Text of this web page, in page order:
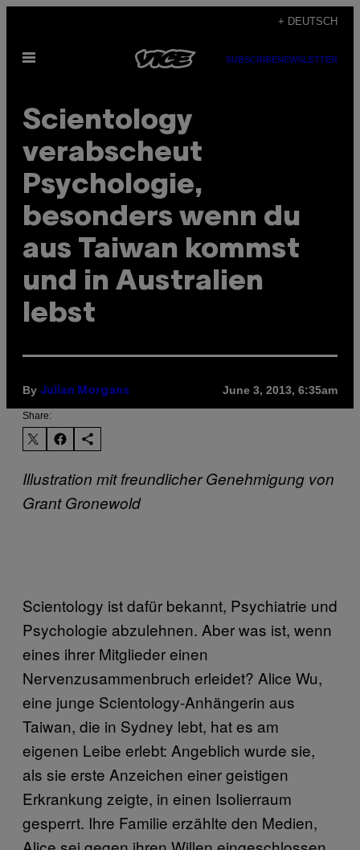
content
+ DEUTSCH
Open
SUBSCRIBENEWSLETTER
Scientology
verabscheut
Psychologie,
besonders wenn du
aus Taiwan kommst
und in Australien
lebst
By Julian Morgans June 3, 2013, 6:35am
Share:
Illustration mit freundlicher Genehmigung von
Grant Gronewold
Scientology ist dafür bekannt, Psychiatrie und
Psychologie abzulehnen. Aber was ist, wenn
eines ihrer Mitglieder einen
Nervenzusammenbruch erleidet? Alice Wu,
eine junge Scientology-Anhängerin aus
Taiwan, die in Sydney lebt, hat es am
eigenen Leibe erlebt: Angeblich wurde sie,
als sie erste Anzeichen einer geistigen
Erkrankung zeigte, in einen Isolierraum
gesperrt. Ihre Familie erzählte den Medien,